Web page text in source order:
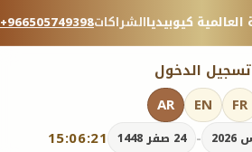
+966505749398الشراكات
تسجيل الدخول
15:06:21 - 24 صفر 1448
AR EN FR